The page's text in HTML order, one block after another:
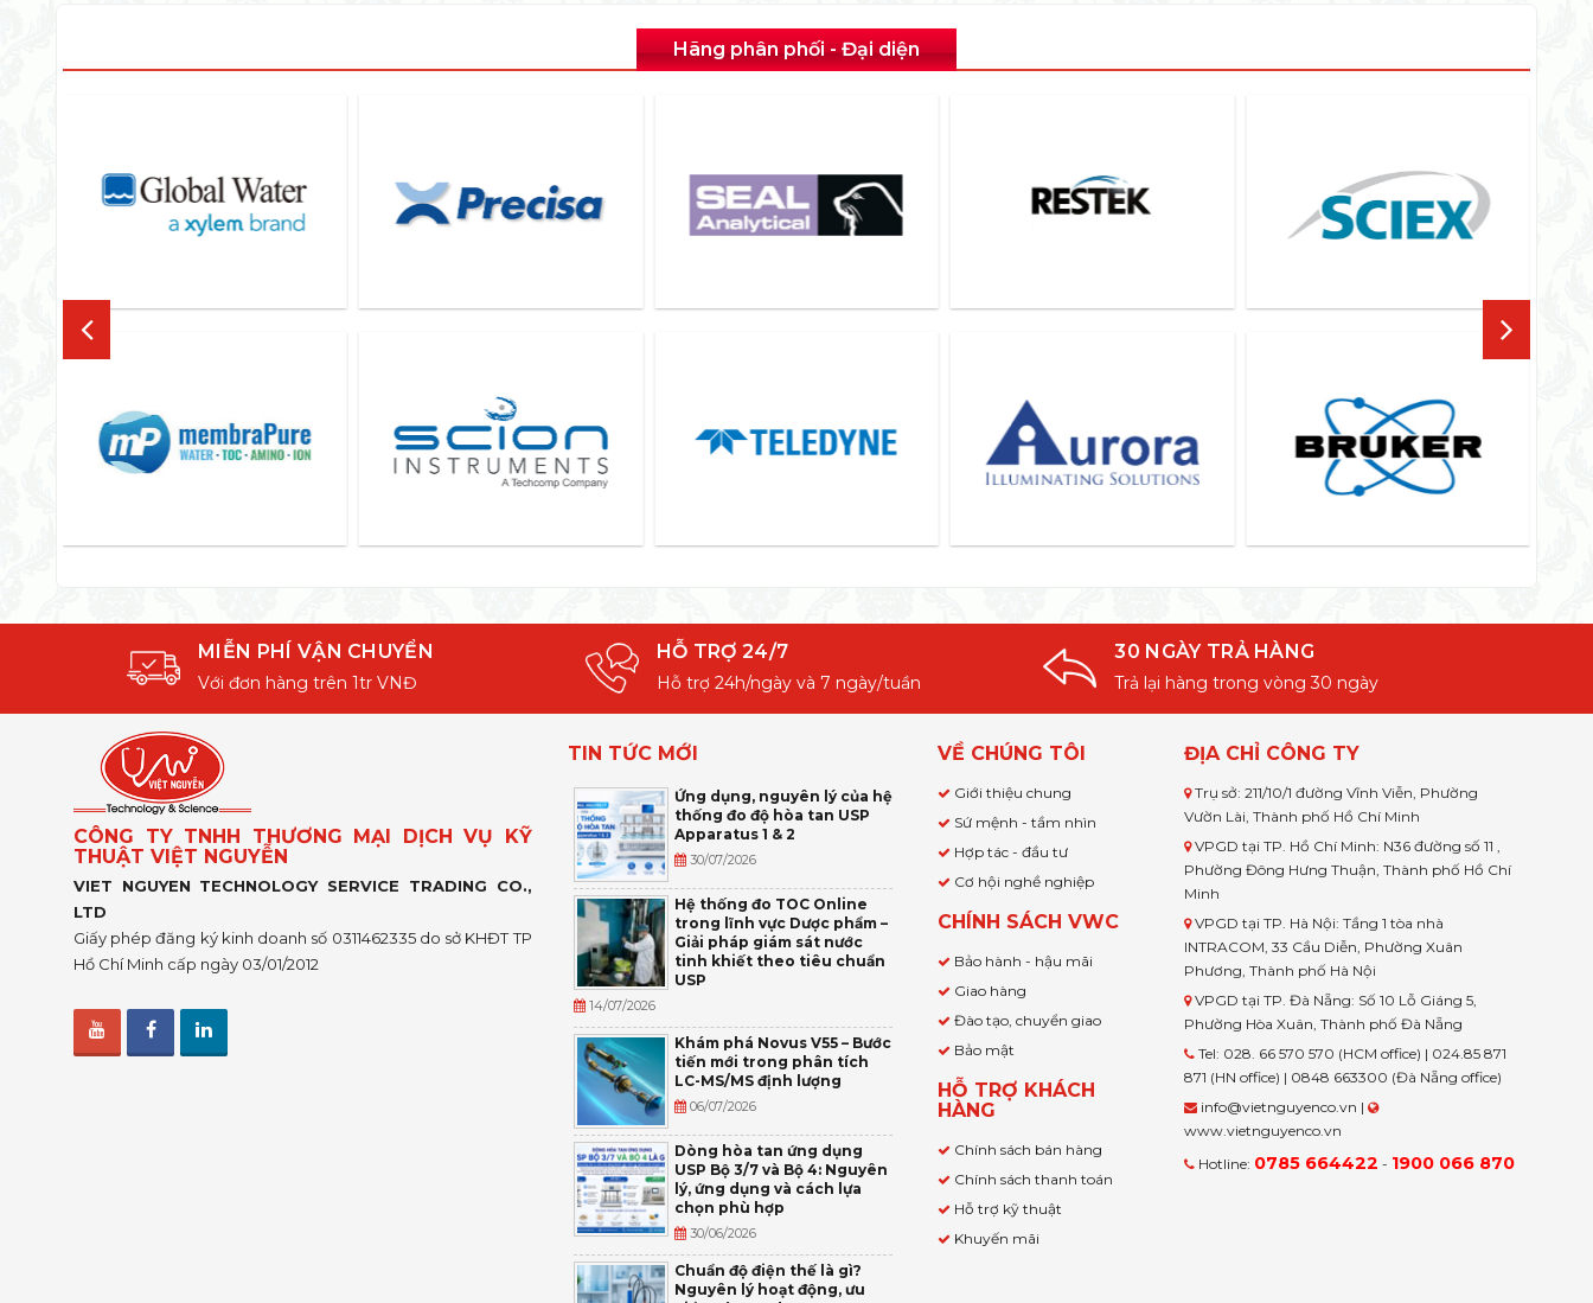
Hãng phân phối - Đại diện
MIỄN PHÍ VẬN CHUYỂN
Với đơn hàng trên 1tr VNĐ
HỖ TRỢ 24/7
Hỗ trợ 24h/ngày và 7 ngày/tuần
30 NGÀY TRẢ HÀNG
Trả lại hàng trong vòng 30 ngày
CÔNG TY TNHH THƯƠNG MẠI DỊCH VỤ KỸ
THUẬT VIỆT NGUYỄN
VIET NGUYEN TECHNOLOGY SERVICE TRADING CO.,
LTD
Giấy phép đăng ký kinh doanh số 0311462335 do sở KHĐT TP
Hồ Chí Minh cấp ngày 03/01/2012
TIN TỨC MỚI
Ứng dụng, nguyên lý của hệ
thống đo độ hòa tan USP
Apparatus 1 & 2
30/07/2026
Hệ thống đo TOC Online
trong lĩnh vực Dược phẩm –
Giải pháp giám sát nước
tinh khiết theo tiêu chuẩn
USP
14/07/2026
Khám phá Novus V55 – Bước
tiến mới trong phân tích
LC-MS/MS định lượng
06/07/2026
Dòng hòa tan ứng dụng
USP Bộ 3/7 và Bộ 4: Nguyên
lý, ứng dụng và cách lựa
chọn phù hợp
30/06/2026
Chuẩn độ điện thế là gì?
Nguyên lý hoạt động, ưu
VỀ CHÚNG TÔI
Giới thiệu chung
Sứ mệnh - tầm nhìn
Hợp tác - đầu tư
Cơ hội nghề nghiệp
CHÍNH SÁCH VWC
Bảo hành - hậu mãi
Giao hàng
Đào tạo, chuyển giao
Bảo mật
HỖ TRỢ KHÁCH
HÀNG
Chính sách bán hàng
Chính sách thanh toán
Hỗ trợ kỹ thuật
Khuyến mãi
ĐỊA CHỈ CÔNG TY
Trụ sở: 211/10/1 đường Vĩnh Viễn, Phường
Vườn Lài, Thành phố Hồ Chí Minh
VPGD tại TP. Hồ Chí Minh: N36 đường số 11 ,
Phường Đông Hưng Thuận, Thành phố Hồ Chí
Minh
VPGD tại TP. Hà Nội: Tầng 1 tòa nhà
INTRACOM, 33 Cầu Diễn, Phường Xuân
Phương, Thành phố Hà Nội
VPGD tại TP. Đà Nẵng: Số 10 Lỗ Giáng 5,
Phường Hòa Xuân, Thành phố Đà Nẵng
Tel: 028. 66 570 570 (HCM office) | 024.85 871
871 (HN office) | 0848 663300 (Đà Nẵng office)
info@vietnguyenco.vn |
www.vietnguyenco.vn
Hotline: 0785 664422 - 1900 066 870